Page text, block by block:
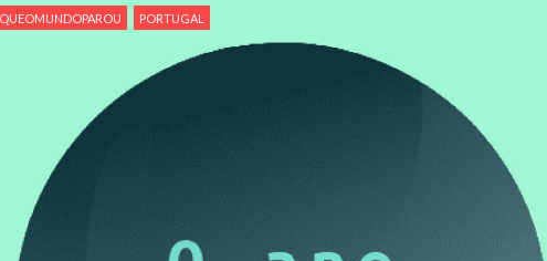
ESCREVA O QUE PROCURA E PRIMA ENTER
PORTUGAL